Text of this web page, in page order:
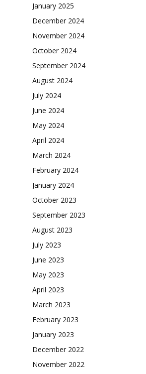
January 2025
December 2024
November 2024
October 2024
September 2024
August 2024
July 2024
June 2024
May 2024
April 2024
March 2024
February 2024
January 2024
October 2023
September 2023
August 2023
July 2023
June 2023
May 2023
April 2023
March 2023
February 2023
January 2023
December 2022
November 2022